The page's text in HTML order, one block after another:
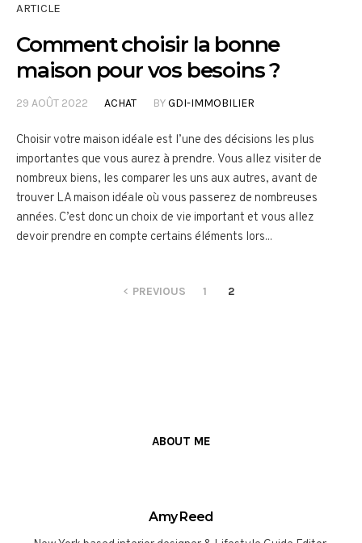
ARTICLE
Comment choisir la bonne
maison pour vos besoins ?
29 AOÛT 2022 ACHAT BYGDI-IMMOBILIER
Choisir votre maison idéale est l’une des décisions les plus
importantes que vous aurez à prendre. Vous allez visiter de
nombreux biens, les comparer les uns aux autres, avant de
trouver LA maison idéale où vous passerez de nombreuses
années. C’est donc un choix de vie important et vous allez
devoir prendre en compte certains éléments lors...
PREVIOUS 1 2
ABOUT ME
Amy Reed